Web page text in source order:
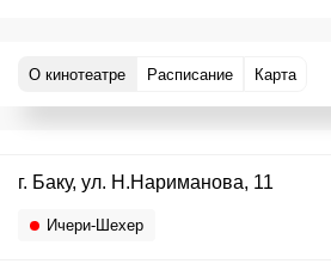
О кинотеатре Расписание Карта
г. Баку, ул. Н.Нариманова, 11
Ичери-Шехер